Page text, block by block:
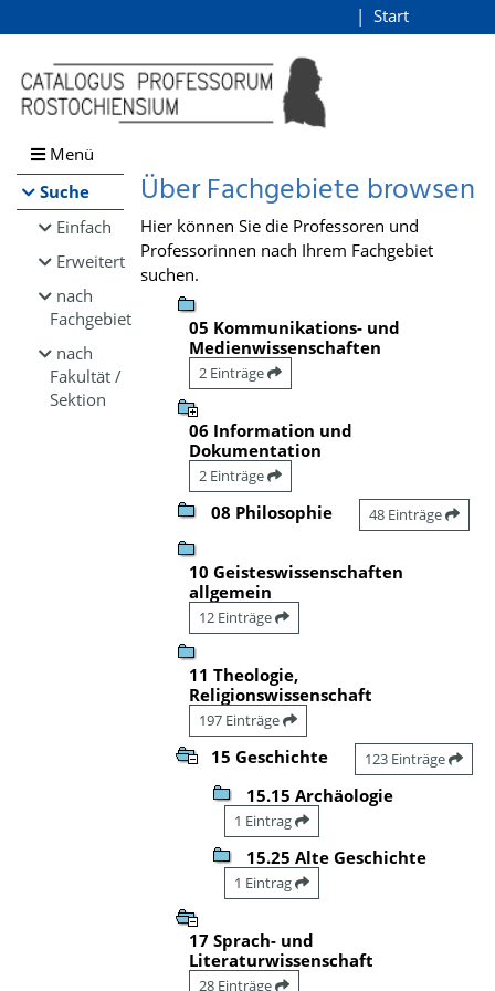
Browsen
direkt zum Inhalt
Start
Menü
Suche
Einfach
Erweitert
nach
Fachgebiet
nach
Fakultät /
Sektion
Über Fachgebiete browsen
Hier können Sie die Professoren und
Professorinnen nach Ihrem Fachgebiet
suchen.
05 Kommunikations- und
Medienwissenschaften
2 Einträge
06 Information und
Dokumentation
2 Einträge
08 Philosophie 48 Einträge
10 Geisteswissenschaften
allgemein
12 Einträge
11 Theologie,
Religionswissenschaft
197 Einträge
15 Geschichte 123 Einträge
15.15 Archäologie
1 Eintrag
15.25 Alte Geschichte
1 Eintrag
17 Sprach- und
Literaturwissenschaft
28 Einträge